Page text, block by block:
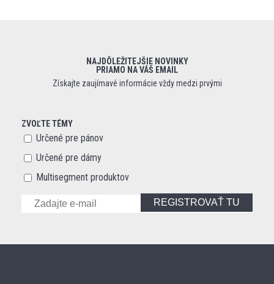
NAJDÔLEŽITEJŠIE NOVINKY
PRIAMO NA VÁŠ EMAIL
Získajte zaujímavé informácie vždy medzi prvými
ZVOĽTE TÉMY
Určené pre pánov
Určené pre dámy
Multisegment produktov
REGISTROVAŤ TU